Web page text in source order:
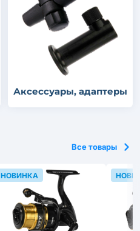
Аксессуары, адаптеры
Все товары
НОВИНКА